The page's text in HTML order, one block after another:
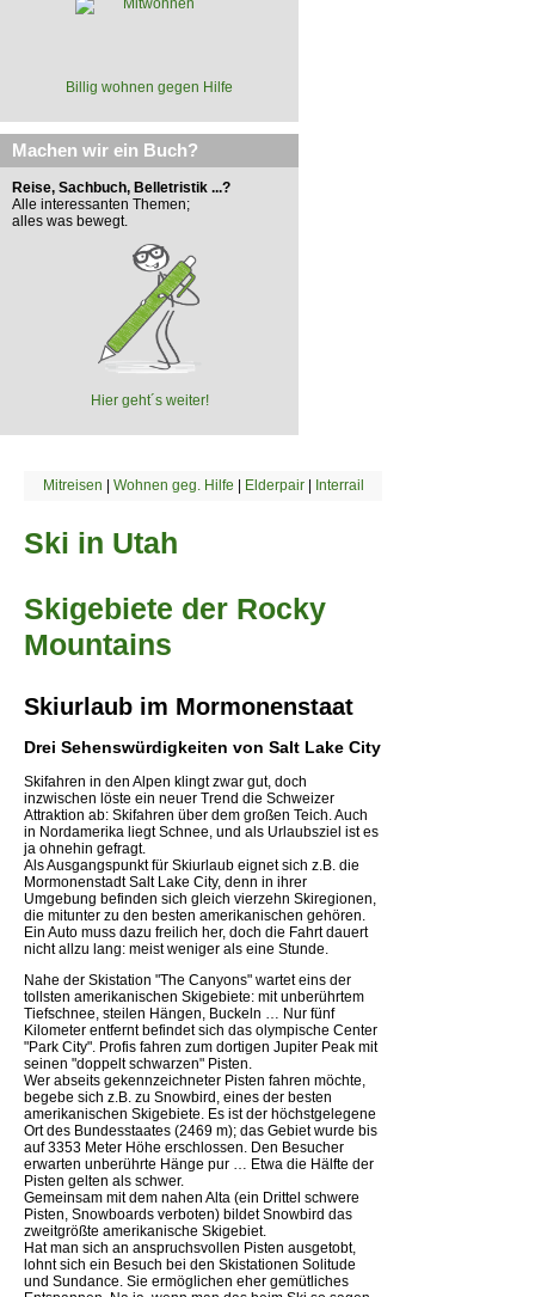
Billig wohnen gegen Hilfe
Machen wir ein Buch?
Reise, Sachbuch, Belletristik ...?
Alle interessanten Themen;
alles was bewegt.
Hier geht´s weiter!
Mitreisen | Wohnen geg. Hilfe | Elderpair| Interrail
Ski in Utah
Skigebiete der Rocky
Mountains
Skiurlaub im Mormonenstaat
Drei Sehenswürdigkeiten von Salt Lake City
Skifahren in den Alpen klingt zwar gut, doch
inzwischen löste ein neuer Trend die Schweizer
Attraktion ab: Skifahren über dem großen Teich. Auch
in Nordamerika liegt Schnee, und als Urlaubsziel ist es
ja ohnehin gefragt.
Als Ausgangspunkt für Skiurlaub eignet sich z.B. die
Mormonenstadt Salt Lake City, denn in ihrer
Umgebung befinden sich gleich vierzehn Skiregionen,
die mitunter zu den besten amerikanischen gehören.
Ein Auto muss dazu freilich her, doch die Fahrt dauert
nicht allzu lang: meist weniger als eine Stunde.
Nahe der Skistation "The Canyons" wartet eins der
tollsten amerikanischen Skigebiete: mit unberührtem
Tiefschnee, steilen Hängen, Buckeln … Nur fünf
Kilometer entfernt befindet sich das olympische Center
"Park City". Profis fahren zum dortigen Jupiter Peak mit
seinen "doppelt schwarzen" Pisten.
Wer abseits gekennzeichneter Pisten fahren möchte,
begebe sich z.B. zu Snowbird, eines der besten
amerikanischen Skigebiete. Es ist der höchstgelegene
Ort des Bundesstaates (2469 m); das Gebiet wurde bis
auf 3353 Meter Höhe erschlossen. Den Besucher
erwarten unberührte Hänge pur … Etwa die Hälfte der
Pisten gelten als schwer.
Gemeinsam mit dem nahen Alta (ein Drittel schwere
Pisten, Snowboards verboten) bildet Snowbird das
zweitgrößte amerikanische Skigebiet.
Hat man sich an anspruchsvollen Pisten ausgetobt,
lohnt sich ein Besuch bei den Skistationen Solitude
und Sundance. Sie ermöglichen eher gemütliches